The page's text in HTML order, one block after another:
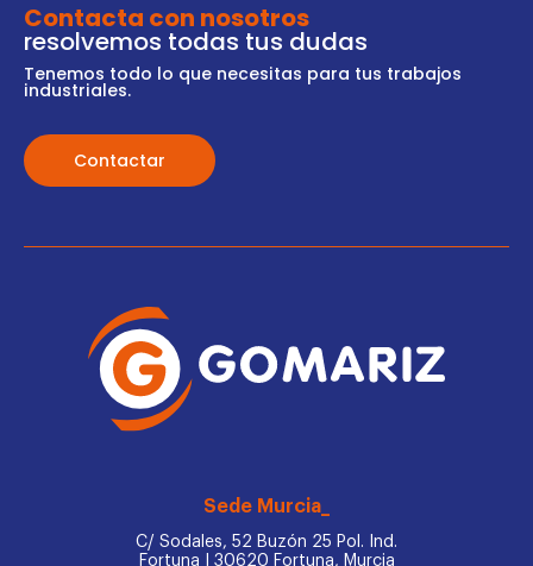
Contacta con nosotros
resolvemos todas tus dudas
Tenemos todo lo que necesitas para tus trabajos
industriales.
Contactar
Sede Murcia_
C/ Sodales, 52 Buzón 25 Pol. Ind.
Fortuna I 30620 Fortuna, Murcia